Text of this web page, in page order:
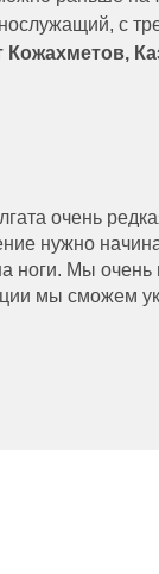
с
Кожахметов,
очень
нужно
ноги. Мы очень
мы сможем